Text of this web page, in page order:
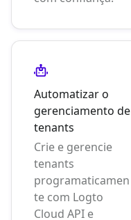
Automatizar o
gerenciamento de
tenants
Crie e gerencie
tenants
programaticamen
te com Logto
Cloud API e